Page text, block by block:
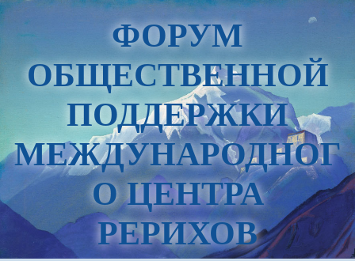
ФОРУМ
ОБЩЕСТВЕННОЙ
ПОДДЕРЖКИ
МЕЖДУНАРОДНОГ
О ЦЕНТРА
РЕРИХОВ